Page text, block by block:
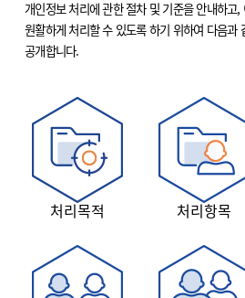
개인정보 처리에 관한 절차 및 기준을 안내하고
원활하게 처리할 수 있도록 하기 위하여 다음과
공개합니다.
처리목적 처리항목